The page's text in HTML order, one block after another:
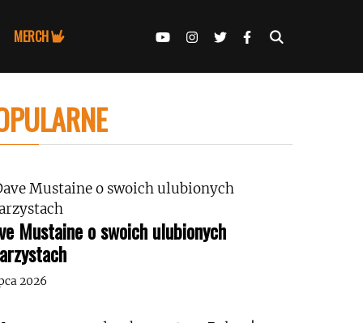
MERCH
Mustaine o swoich ulubionych
2026